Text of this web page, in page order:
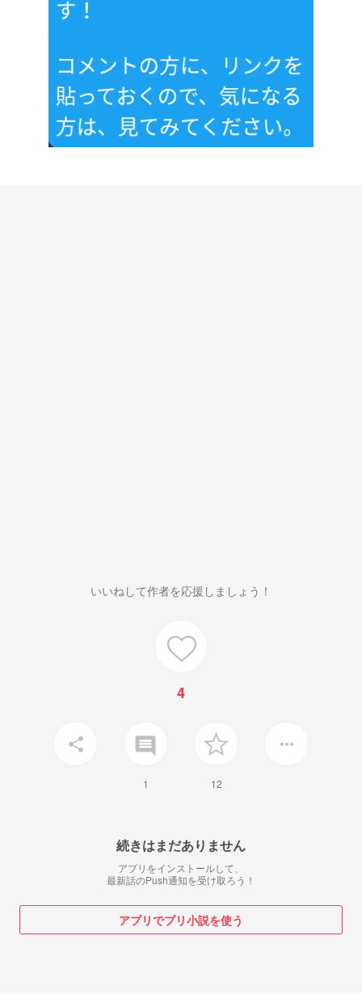
いいねして作者を応援しましょう！
4
share insert_comment
1 12
more_horiz
続きはまだありません
アプリをインストールして、
最新話のPush通知を受け取ろう！
アプリでプリ小説を使う